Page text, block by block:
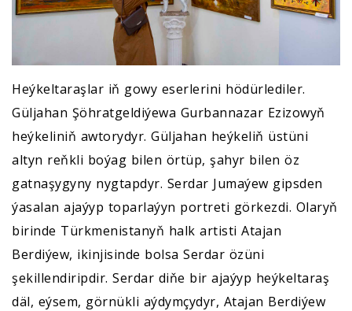
Heýkeltaraşlar iň gowy eserlerini hödürlediler.
Güljahan Şöhratgeldiýewa Gurbannazar Ezizowyň
heýkeliniň awtorydyr. Güljahan heýkeliň üstüni
altyn reňkli boýag bilen örtüp, şahyr bilen öz
gatnaşygyny nygtapdyr. Serdar Jumaýew gipsden
ýasalan ajaýyp toparlaýyn portreti görkezdi. Olaryň
birinde Türkmenistanyň halk artisti Atajan
Berdiýew, ikinjisinde bolsa Serdar özüni
şekillendiripdir. Serdar diňe bir ajaýyp heýkeltaraş
däl, eýsem, görnükli aýdymçydyr, Atajan Berdiýew